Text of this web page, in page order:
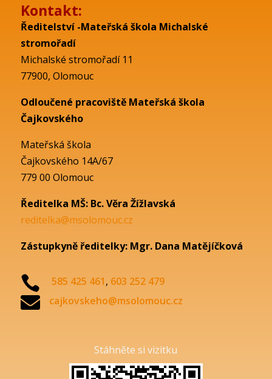
Kontakt:
Ředitelství -Mateřská škola Michalské
stromořadí
Michalské stromořadí 11
77900, Olomouc
Odloučené pracoviště Mateřská škola
Čajkovského
Mateřská škola
Čajkovského 14A/67
779 00 Olomouc
Ředitelka MŠ: Bc. Věra Žížlavská
reditelka@msolomouc.cz
Zástupkyně ředitelky: Mgr. Dana Matějíčková
 585 425 461, 603 252 479
 cajkovskeho@msolomouc.cz
Stáhněte si vizitku